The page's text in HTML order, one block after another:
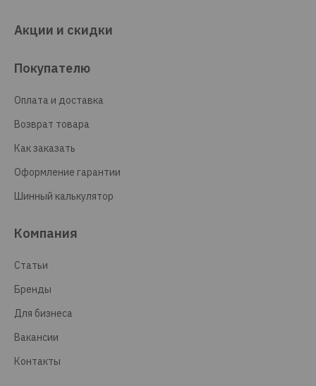
Акции и скидки
Покупателю
Оплата и доставка
Возврат товара
Как заказать
Оформление гарантии
Шинный калькулятор
Компания
Статьи
Бренды
Для бизнеса
Вакансии
Контакты